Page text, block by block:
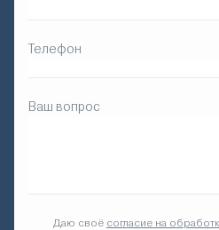
Телефон
Ваш вопрос
Даю своё согласие на